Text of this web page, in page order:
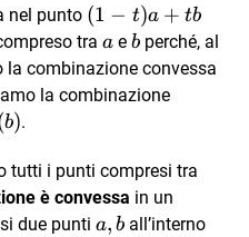
nel punto (1-
t)a+tb
(1 − t)a + tb
tra a
a e b
b perché, al
la combinazione convessa
la combinazione
b).
tutti i punti compresi tra
è convessa in un
due punti a,b
a, ball’interno